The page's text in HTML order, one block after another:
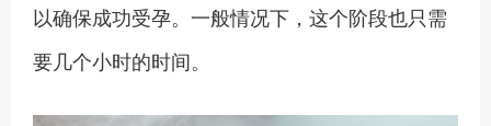
以确保成功受孕。一般情况下，这个阶段也只需
要几个小时的时间。